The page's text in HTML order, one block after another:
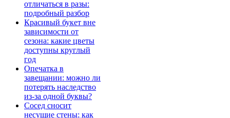
отличаться в разы:
подробный разбор
Красивый букет вне
зависимости от
сезона: какие цветы
доступны круглый
год
Опечатка в
завещании: можно ли
потерять наследство
из-за одной буквы?
Сосед сносит
несущие стены: как